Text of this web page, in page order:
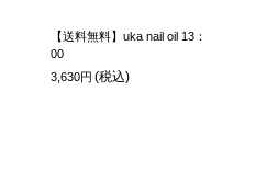
【送料無料】uka nail oil 13：
00
3,630円 (税込)